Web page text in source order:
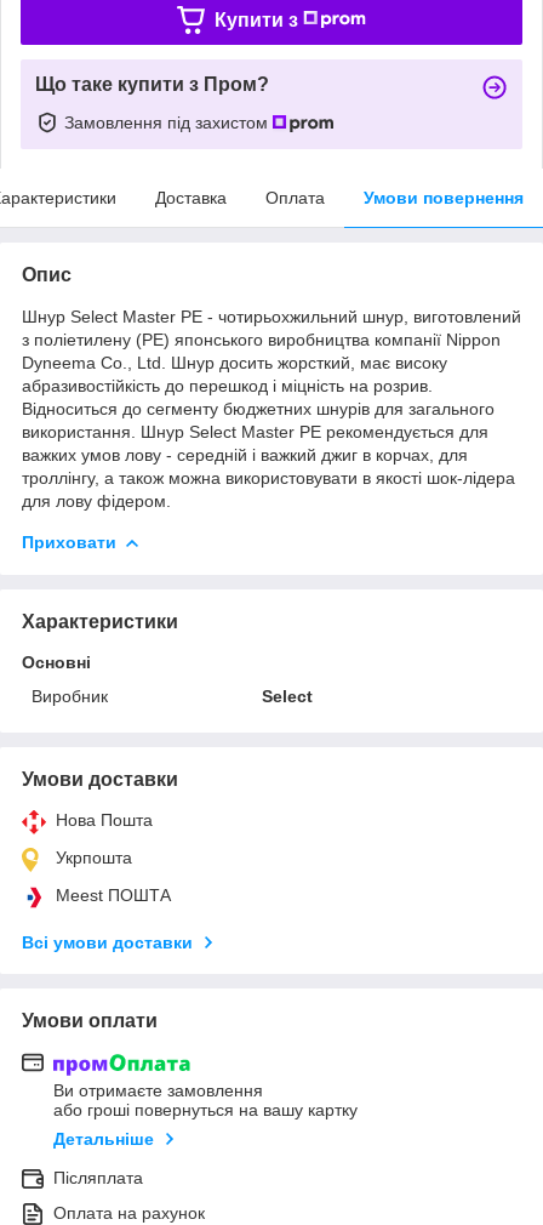
Купити з
Що таке купити з Пром?
Замовлення під захистом
Доставка Оплата Умови повернення
Опис
Шнур Select Master PE - чотирьохжильний шнур, виготовлений
з поліетилену (PE) японського виробництва компанії Nippon
Dyneema Co., Ltd. Шнур досить жорсткий, має високу
абразивостійкість до перешкод і міцність на розрив.
Відноситься до сегменту бюджетних шнурів для загального
використання. Шнур Select Master PE рекомендується для
важких умов лову - середній і важкий джиг в корчах, для
троллінгу, а також можна використовувати в якості шок-лідера
для лову фідером.
Приховати
Характеристики
Основні
Виробник
Select
Умови доставки
Нова Пошта
Укрпошта
Meest ПОШТА
Всі умови доставки
Умови оплати
Ви отримаєте замовлення
або гроші повернуться на вашу картку
Детальніше
Післяплата
Оплата на рахунок